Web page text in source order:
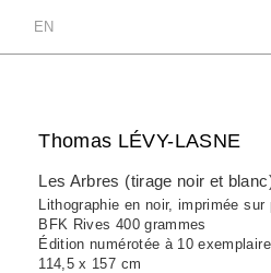
EN
Thomas LÉVY-LASNE
Les Arbres (tirage noir et
Lithographie en noir, imprimée sur
BFK Rives 400 grammes
Édition numérotée à 10
114,5 x 157 cm